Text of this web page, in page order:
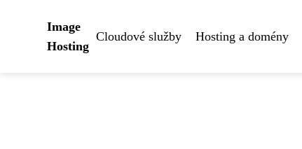
Image
Hosting
Cloudové služby Hosting a domény